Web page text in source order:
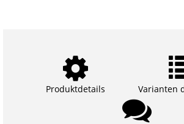
Produktdetails Varianten